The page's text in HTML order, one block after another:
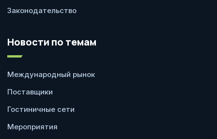
Законодательство
Новости по темам
Международный рынок
Поставщики
Гостиничные сети
Мероприятия